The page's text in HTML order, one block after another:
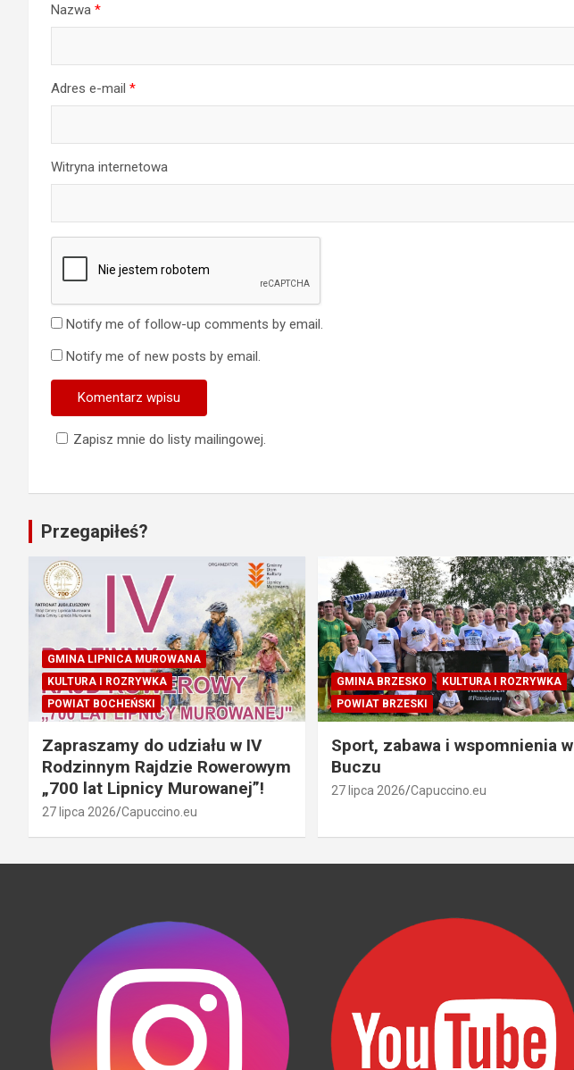
Nazwa *
Adres e-mail *
Witryna internetowa
Notify me of follow-up comments by email.
Notify me of new posts by email.
Zapisz mnie do listy mailingowej.
Przegapiłeś?
GMINA LIPNICA MUROWANA
KULTURA I ROZRYWKA
POWIAT BOCHEŃSKI
Zapraszamy do udziału w IV
Rodzinnym Rajdzie Rowerowym
„700 lat Lipnicy Murowanej”!
27 lipca 2026 Capuccino.eu
GMINA BRZESKO
KULTURA I ROZRYWKA
POWIAT BRZESKI
Sport, zabawa i wspomnienia w
Buczu
27 lipca 2026 Capuccino.eu